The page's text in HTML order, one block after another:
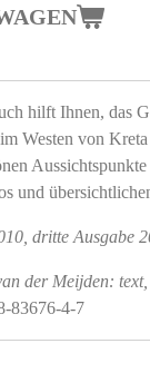
hilft Ihnen, das
Westen von
und
dritte Ausgabe
der Meijden:
83676-4-7